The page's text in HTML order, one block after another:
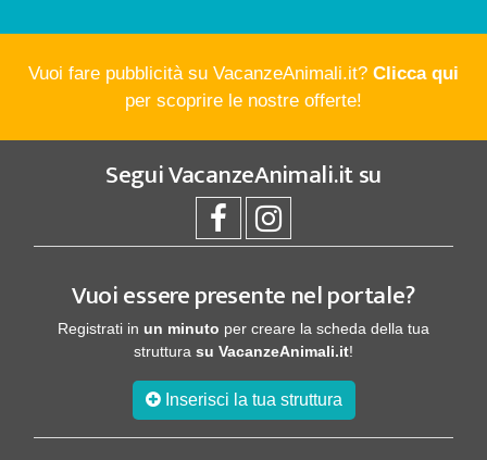
Vuoi fare pubblicità su VacanzeAnimali.it? Clicca qui
per scoprire le nostre offerte!
SeguiVacanzeAnimali.itsu
Vuoi essere presente nel portale?
Registrati in un minuto per creare la scheda della tua
struttura su VacanzeAnimali.it!
Inserisci la tua struttura